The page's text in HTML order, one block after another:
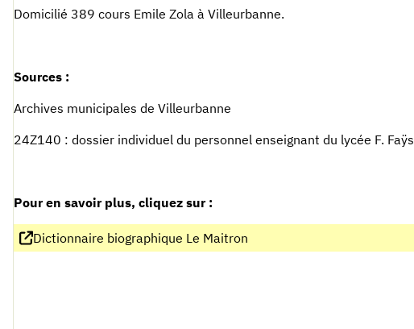
Domicilié 389 cours Emile Zola à Villeurbanne.
Sources :
Archives municipales de Villeurbanne
24Z140 : dossier individuel du personnel enseignant du lycée F. Faÿs
Pour en savoir plus, cliquez sur :
Dictionnaire biographique Le Maitron